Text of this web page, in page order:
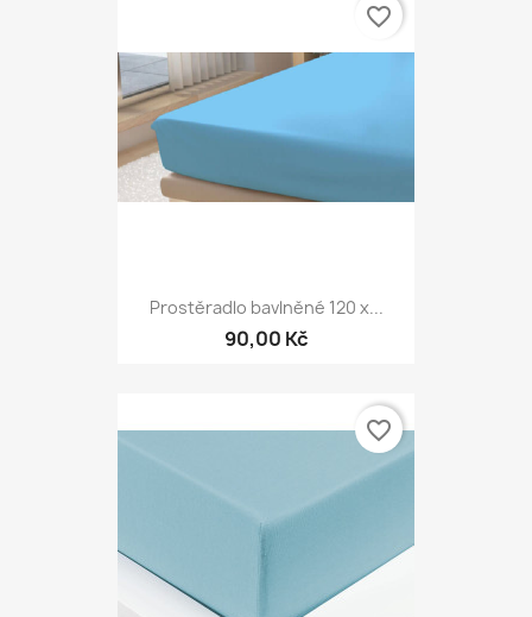
Prostěradlo bavlněné 120 x...
90,00 Kč
favorite_border
favorite_border